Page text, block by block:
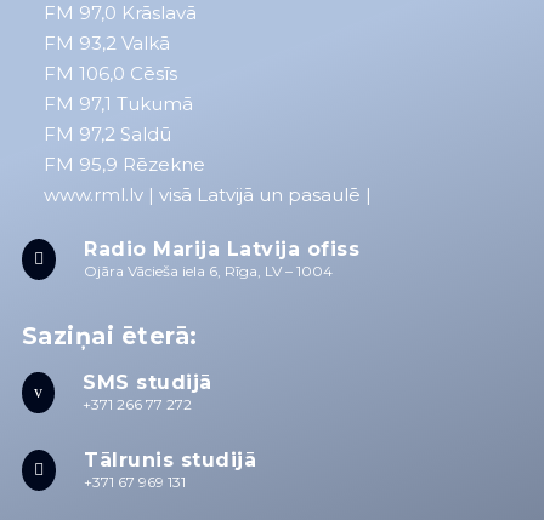
FM 97,0 Krāslavā
FM 93,2 Valkā
FM 106,0 Cēsīs
FM 97,1 Tukumā
FM 97,2 Saldū
FM 95,9 Rēzekne
www.rml.lv| visā Latvijā un pasaulē |
 Radio Marija Latvija ofiss
Ojāra Vācieša iela 6, Rīga, LV – 1004
Saziņai ēterā:
v SMS studijā
+371 266 77 272
 Tālrunis studijā
+371 67 969 131